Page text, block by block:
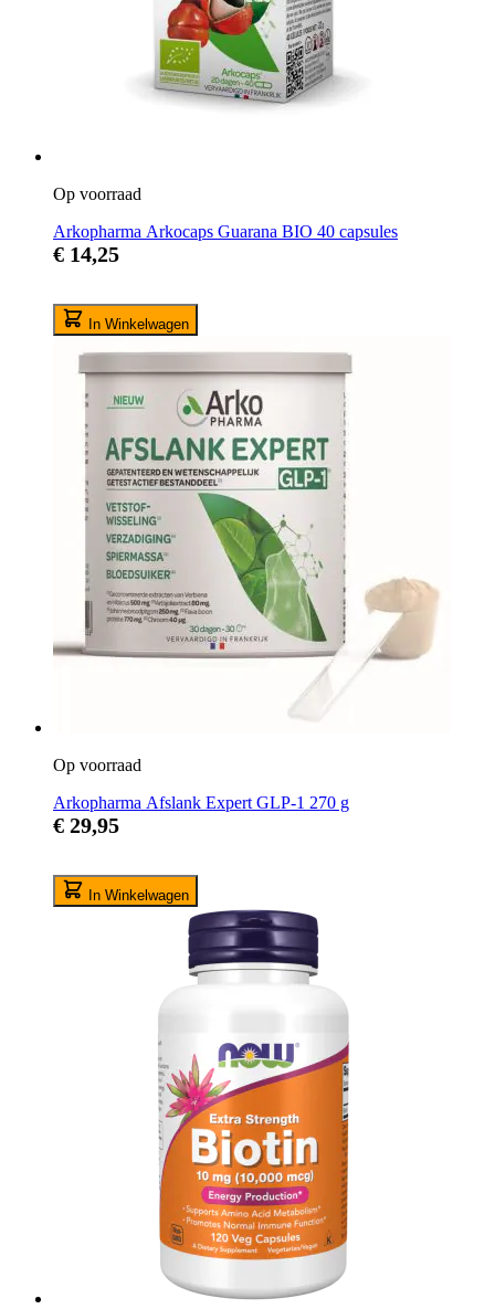
Op voorraad
Arkopharma Arkocaps Guarana BIO 40 capsules
€ 14,25
In Winkelwagen
Op voorraad
Arkopharma Afslank Expert GLP-1 270 g
€ 29,95
In Winkelwagen